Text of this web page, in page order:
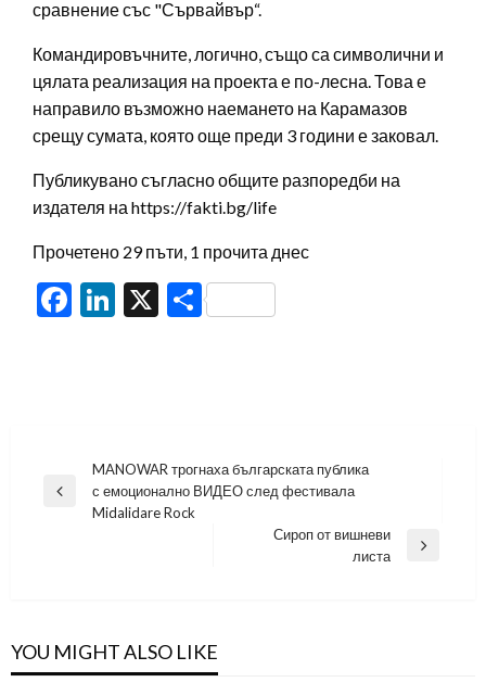
сравнение със "Сървайвър“.
Командировъчните, логично, също са символични и
цялата реализация на проекта е по-лесна. Това е
направило възможно наемането на Карамазов
срещу сумата, която още преди 3 години е заковал.
Публикувано съгласно общите разпоредби на
издателя на https://fakti.bg/life
Прочетено 29 пъти, 1 прочита днес
Facebook
LinkedIn
X Share
Навигация
Previous
MANOWAR трогнаха българската публика
с емоционално ВИДЕО след фестивала
Midalidare Rock
Сироп от вишневи
листа
YOU MIGHT ALSO LIKE